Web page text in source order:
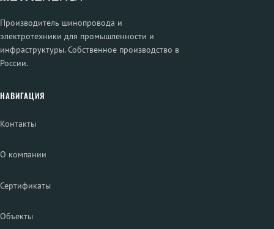
Производитель шинопровода и
электротехники для промышленности и
инфраструктуры. Собственное производство в
России.
НАВИГАЦИЯ
Контакты
О компании
Сертификаты
Объекты